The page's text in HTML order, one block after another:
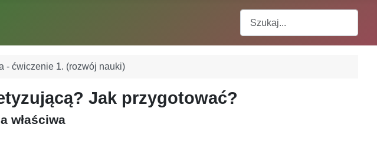
- ćwiczenie 1. (rozwój nauki)
Jak przygotować?
właściwa